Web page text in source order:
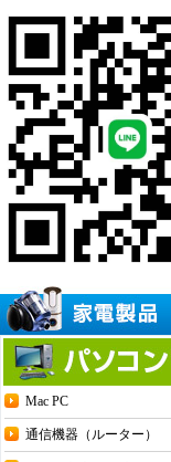
Mac PC
通信機器（ルーター）